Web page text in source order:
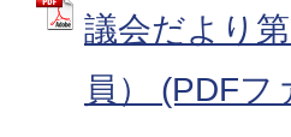
議会だより
員） (PDFフ